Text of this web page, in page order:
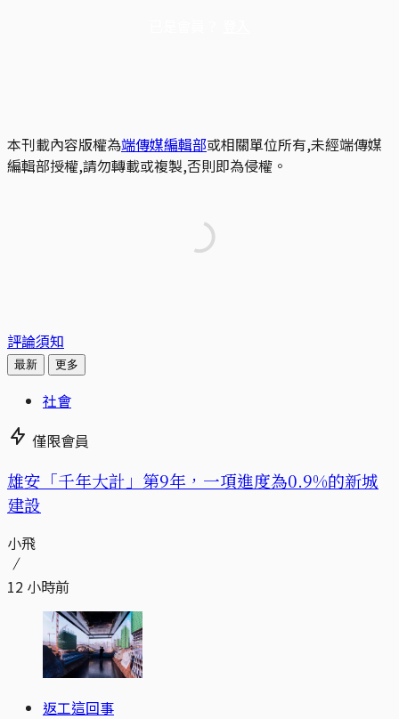
本刊載內容版權為端傳媒編輯部或相關單位所有,未經端傳媒
編輯部授權,請勿轉載或複製,否則即為侵權。
評論須知
最新 更多
社會
僅限會員
​​雄安「千年大計」第9年，一項進度為0.9%的新城
建設
小飛
12 小時前
返工這回事